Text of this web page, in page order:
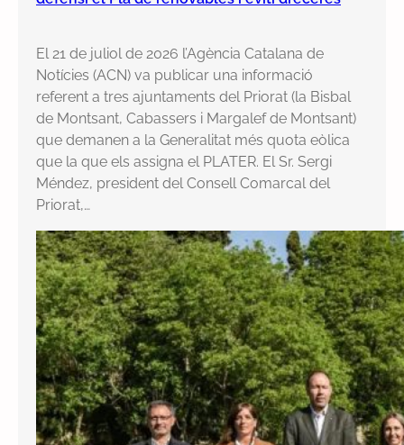
El 21 de juliol de 2026 l’Agència Catalana de
Notícies (ACN) va publicar una informació
referent a tres ajuntaments del Priorat (la Bisbal
de Montsant, Cabassers i Margalef de Montsant)
que demanen a la Generalitat més quota eòlica
que la que els assigna el PLATER. El Sr. Sergi
Méndez, president del Consell Comarcal del
Priorat,…